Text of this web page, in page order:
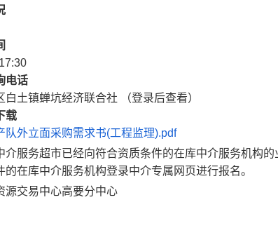
电话
白土镇蝉坑经济联合社 （登录后查看）
载
队外立面采购需求书(工程监理).pdf
介服务超市已经向符合资质条件的在库中介服务机构
的在库中介服务机构登录中介专属网页进行报名。
源交易中心高要分中心